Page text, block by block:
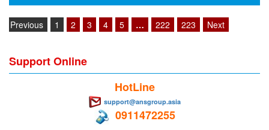
Electro-Sensors Vietnam
Elektrogas Vietnam
elesa-ganter
Previous 1 2 3 4 5 … 222 223 Next
Support Online
HotLine
support@ansgroup.asia
0911472255